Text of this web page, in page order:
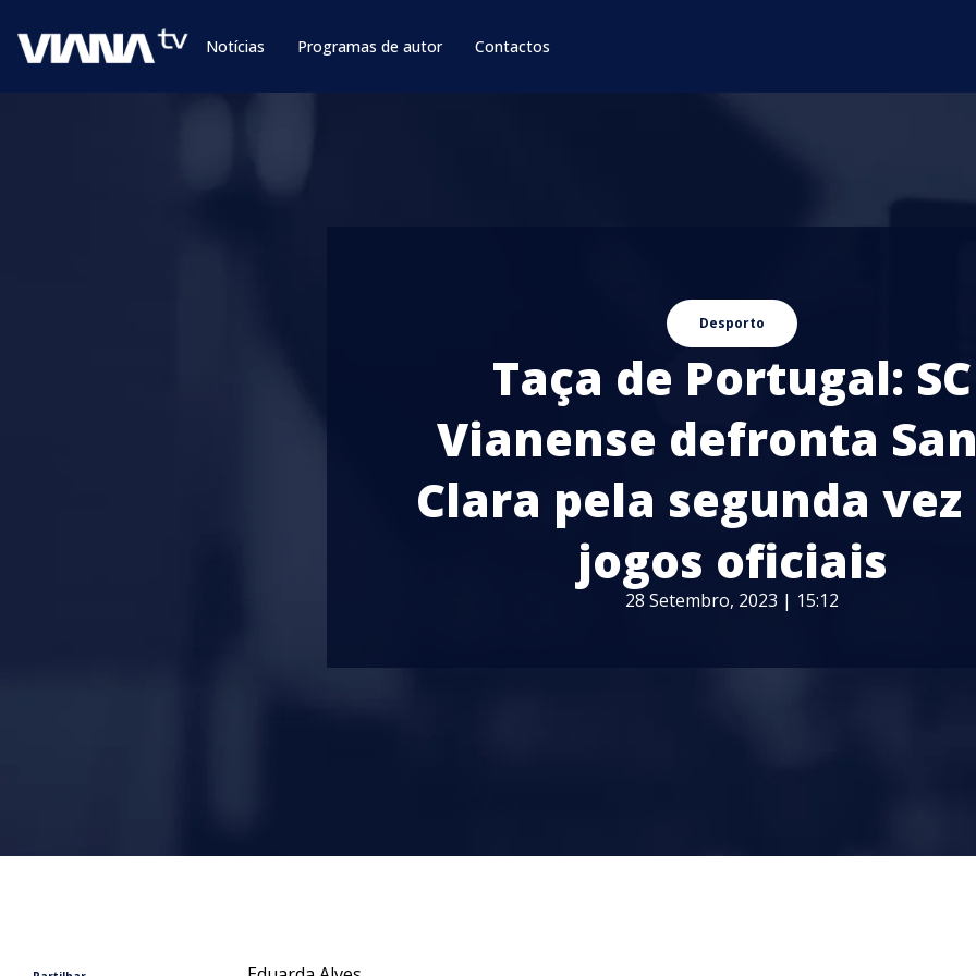
Notícias Programas de autor Contactos
Desporto
Taça de Portugal: SC
Vianense defronta
Clara pela segunda vez
jogos oficiais
28 Setembro, 2023 | 15:12